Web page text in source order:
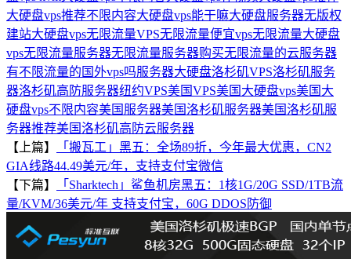
大硬盘vps推荐不限内容大硬盘vps能干嘛大硬盘服务器无版权
建站大硬盘vps无限流量VPS无限流量便宜vps无限流量大硬盘
vps无限流量服务器无限流量服务器购买无限流量的云服务器
有不限流量的国外vps吗服务器大硬盘洛杉矶VPS洛杉矶服务
器洛杉矶高防服务器纽约VPS美国VPS美国大硬盘vps美国大
硬盘vps不限内容美国服务器美国洛杉矶服务器美国洛杉矶服
务器推荐美国洛杉矶高防云服务器
【上篇】
「搬瓦工」黑五：全场89折，今年最大优惠，CN2
GIA线路44.49美元/年，支持支付宝微信
【下篇】
「Sharktech」鲨鱼机房黑五：1核1G/20G SSD/1TB流
量/KVM/36美元/年 支持支付宝，60G DDOS防御